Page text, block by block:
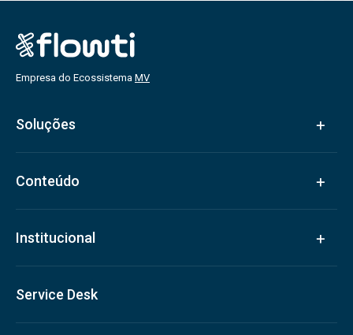
Empresa do Ecossistema MV
Soluções
Conteúdo
Institucional
Service Desk